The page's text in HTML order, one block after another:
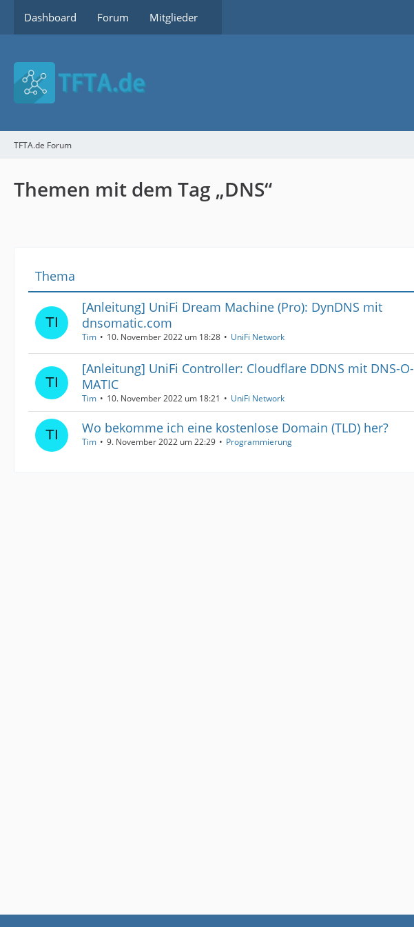
Dashboard Forum Mitglieder
TFTA.de Forum
Themen mit dem Tag „DNS“
Thema
[Anleitung] UniFi Dream Machine (Pro): DynDNS mit
dnsomatic.com
Tim 10. November 2022 um 18:28 UniFi Network
[Anleitung] UniFi Controller: Cloudflare DDNS mit DNS-O-
MATIC
Tim 10. November 2022 um 18:21 UniFi Network
Wo bekomme ich eine kostenlose Domain (TLD) her?
Tim 9. November 2022 um 22:29 Programmierung